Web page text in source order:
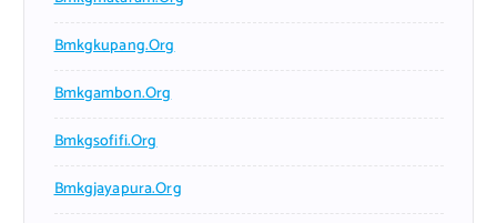
Bmkgkupang.org
Bmkgambon.org
Bmkgsofifi.org
Bmkgjayapura.org